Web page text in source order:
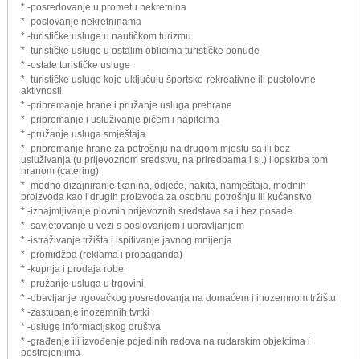
* -posredovanje u prometu nekretnina
* -poslovanje nekretninama
* -turističke usluge u nautičkom turizmu
* -turističke usluge u ostalim oblicima turističke ponude
* -ostale turističke usluge
* -turističke usluge koje uključuju športsko-rekreativne ili pustolovne
aktivnosti
* -pripremanje hrane i pružanje usluga prehrane
* -pripremanje i usluživanje pićem i napitcima
* -pružanje usluga smještaja
* -pripremanje hrane za potrošnju na drugom mjestu sa ili bez
usluživanja (u prijevoznom sredstvu, na priredbama i sl.) i opskrba tom
hranom (catering)
* -modno dizajniranje tkanina, odjeće, nakita, namještaja, modnih
proizvoda kao i drugih proizvoda za osobnu potrošnju ili kućanstvo
* -iznajmljivanje plovnih prijevoznih sredstava sa i bez posade
* -savjetovanje u vezi s poslovanjem i upravljanjem
* -istraživanje tržišta i ispitivanje javnog mnijenja
* -promidžba (reklama i propaganda)
* -kupnja i prodaja robe
* -pružanje usluga u trgovini
* -obavljanje trgovačkog posredovanja na domaćem i inozemnom tržištu
* -zastupanje inozemnih tvrtki
* -usluge informacijskog društva
* -građenje ili izvođenje pojedinih radova na rudarskim objektima i
postrojenjima